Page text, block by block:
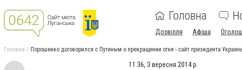
Головна
Дозвілля Афіша
Головна Порошенко договорился с Путиным о прекращении огня - сайт президента
11:36, 3 вересня 2014 р.